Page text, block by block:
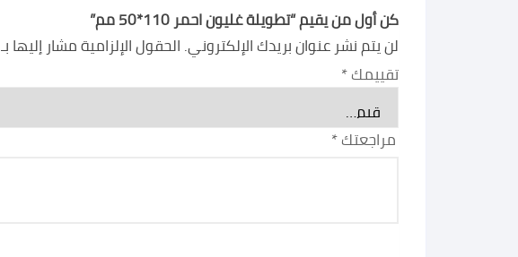
كن أول من يقيم “تطويلة غليون احمر 110*50 مم”
لن يتم نشر عنوان بريدك الإلكتروني.الحقول الإلزامية مشار إليها بـ
تقييمك*
مراجعتك*